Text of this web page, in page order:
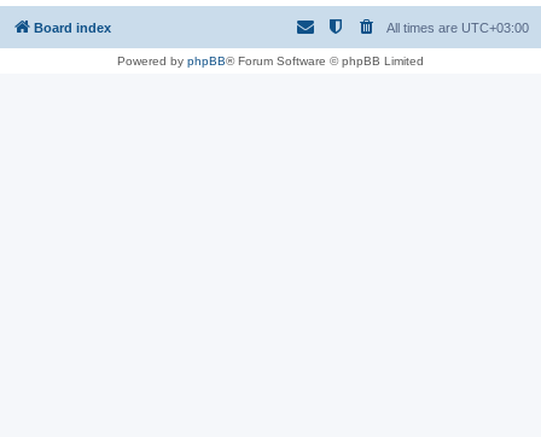
Board index All times are UTC+03:00
Powered by phpBB® Forum Software © phpBB Limited